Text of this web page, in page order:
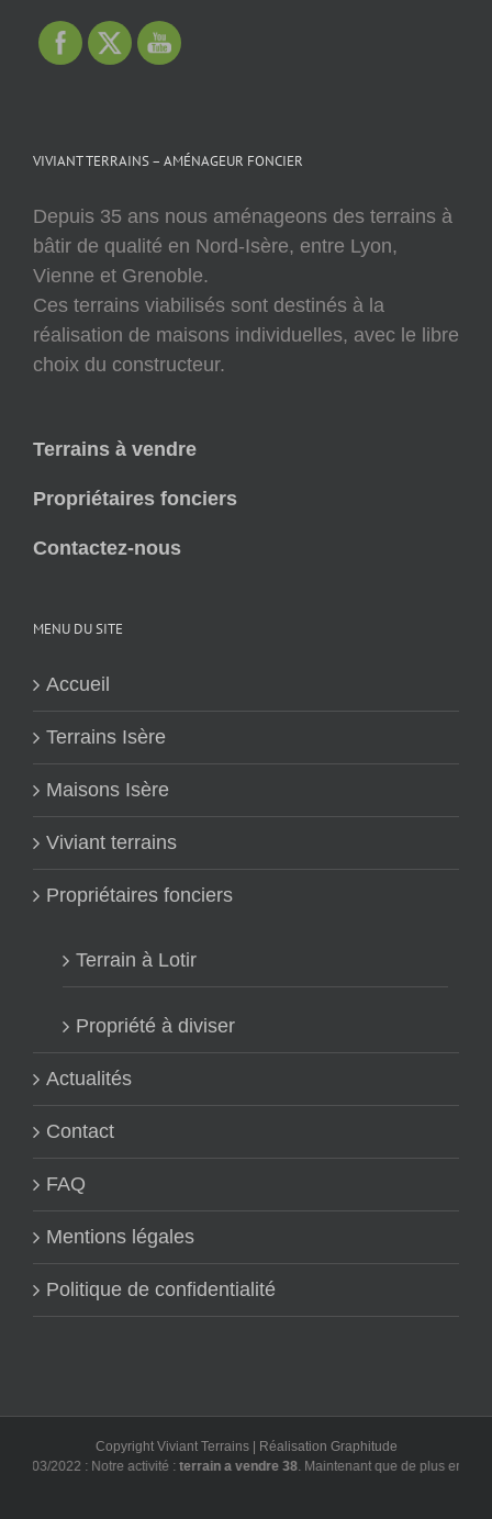
VIVIANT TERRAINS – AMÉNAGEUR FONCIER
Depuis 35 ans nous aménageons des terrains à
bâtir de qualité en Nord-Isère, entre Lyon,
Vienne et Grenoble.
Ces terrains viabilisés sont destinés à la
réalisation de maisons individuelles, avec le libre
choix du constructeur.
Terrains à vendre
Propriétaires fonciers
Contactez-nous
MENU DU SITE
Accueil
Terrains Isère
Maisons Isère
Viviant terrains
Propriétaires fonciers
Terrain à Lotir
Propriété à diviser
Actualités
Contact
FAQ
Mentions légales
Politique de confidentialité
Copyright Viviant Terrains | Réalisation Graphitude
03/2022 : Notre activité :terrain a vendre 38. Maintenant que de plus en plus